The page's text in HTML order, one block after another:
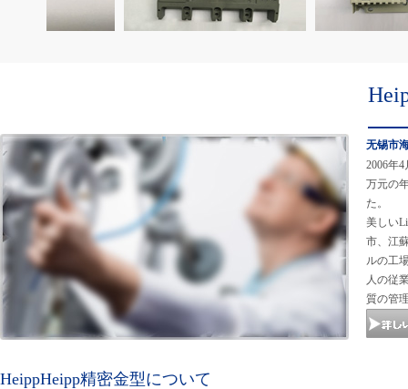
无锡市
2006年
万元の
た。
美しい
市、江
ルの工
人の従
質の管
HeippHeipp精密金型について